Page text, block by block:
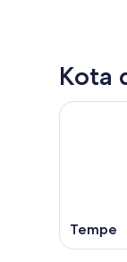
Kota
Tempe